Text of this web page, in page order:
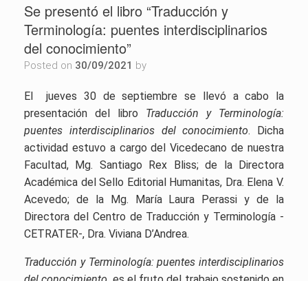
Se presentó el libro “Traducción y
Terminología: puentes interdisciplinarios
del conocimiento”
Posted on 30/09/2021 by
El jueves 30 de septiembre se llevó a cabo la
presentación del libro Traducción y Terminología:
puentes interdisciplinarios del conocimiento. Dicha
actividad estuvo a cargo del Vicedecano de nuestra
Facultad, Mg. Santiago Rex Bliss; de la Directora
Académica del Sello Editorial Humanitas, Dra. Elena V.
Acevedo; de la Mg. María Laura Perassi y de la
Directora del Centro de Traducción y Terminología -
CETRATER-, Dra. Viviana D’Andrea.
Traducción y Terminología: puentes interdisciplinarios